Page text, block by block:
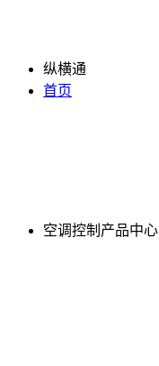
纵横通
首页
空调控制产品中心